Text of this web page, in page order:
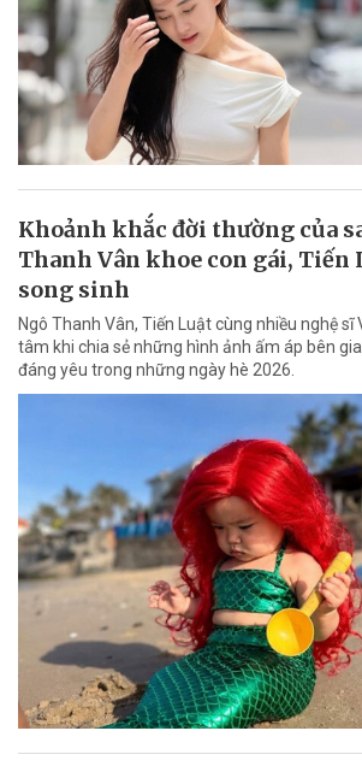
Khoảnh khắc đời thường của
Thanh Vân khoe con gái, Tiến
song sinh
Ngô Thanh Vân, Tiến Luật cùng nhiều nghệ
tâm khi chia sẻ những hình ảnh ấm áp bên
đáng yêu trong những ngày hè 2026.